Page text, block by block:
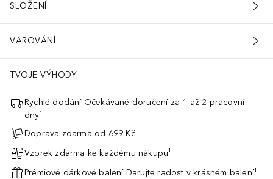
SLOŽENÍ
VAROVÁNÍ
TVOJE VÝHODY
Rychlé dodání Očekávané doručení za 1 až 2 pracovní
dny¹
Doprava zdarma od 699 Kč
Vzorek zdarma ke každému nákupu¹
Prémiové dárkové balení Darujte radost v krásném balení¹